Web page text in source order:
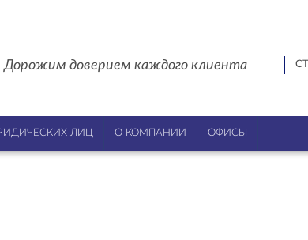
Дорожим доверием каждого клиента
ЛИЦ О КОМПАНИИ ОФИСЫ